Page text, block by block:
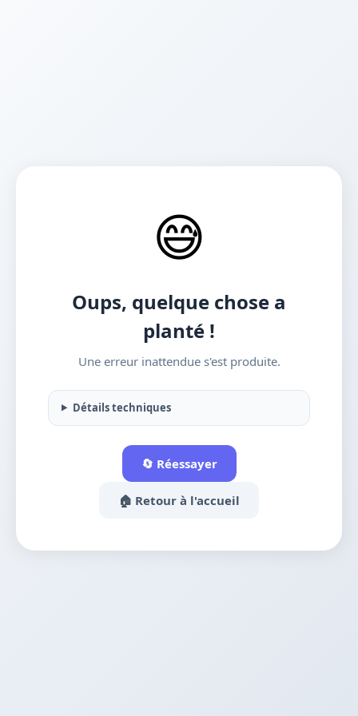
😅
Oups, quelque chose a
planté !
Une erreur inattendue s'est produite.
Détails techniques
🔄 Réessayer
🏠 Retour à l'accueil